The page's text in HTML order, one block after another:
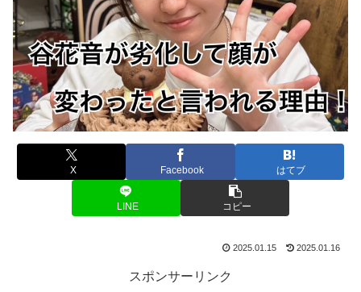
X Facebook はてブ
LINE コピー
2025.01.15 2025.01.16
スポンサーリンク